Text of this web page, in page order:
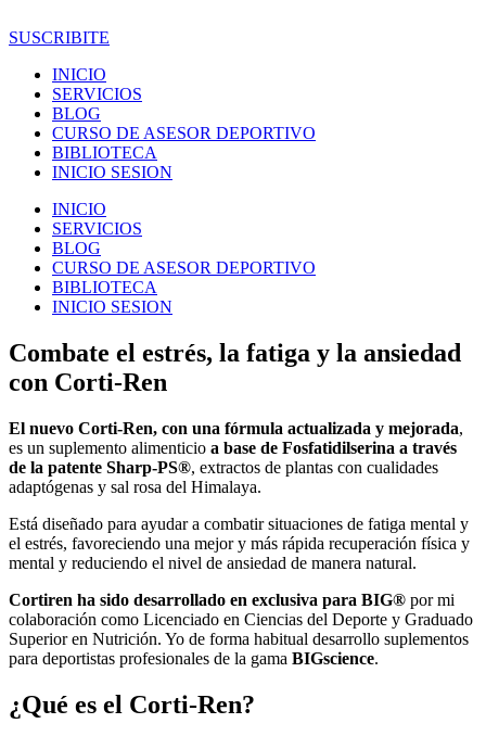
al
SUSCRIBITE
INICIO
SERVICIOS
BLOG
CURSO DE ASESOR DEPORTIVO
BIBLIOTECA
INICIO SESION
INICIO
SERVICIOS
BLOG
CURSO DE ASESOR DEPORTIVO
BIBLIOTECA
INICIO SESION
Combate el estrés, la fatiga y la ansiedad
con Corti-Ren
El nuevo Corti-Ren, con una fórmula actualizada y mejorada,
es un suplemento alimenticio a base de Fosfatidilserina a través
de la patente Sharp-PS®️, extractos de plantas con cualidades
adaptógenas y sal rosa del Himalaya.
Está diseñado para ayudar a combatir situaciones de fatiga mental y
el estrés, favoreciendo una mejor y más rápida recuperación física y
mental y reduciendo el nivel de ansiedad de manera natural.
Cortiren ha sido desarrollado en exclusiva para BIG®️ por mi
colaboración como Licenciado en Ciencias del Deporte y Graduado
Superior en Nutrición. Yo de forma habitual desarrollo suplementos
para deportistas profesionales de la gama BIGscience.
¿Qué es el Corti-Ren?